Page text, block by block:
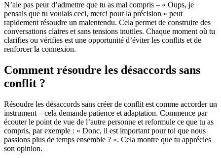
N’aie pas peur d’admettre que tu as mal compris – « Oups, je
pensais que tu voulais ceci, merci pour la précision » peut
rapidement résoudre un malentendu. Cela permet de construire des
conversations claires et sans tensions inutiles. Chaque moment où tu
clarifies ou vérifies est une opportunité d’éviter les conflits et de
renforcer la connexion.
Comment résoudre les désaccords sans
conflit ?
Résoudre les désaccords sans créer de conflit est comme accorder un
instrument – cela demande patience et adaptation. Commence par
écouter le point de vue de l’autre personne et reformule ce que tu as
compris, par exemple : « Donc, il est important pour toi que nous
passions plus de temps ensemble ? ». Cela montre que tu apprécies
son opinion.